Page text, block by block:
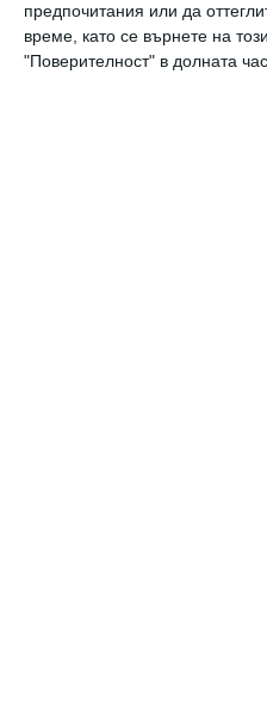
предпочитания или да
време, като се върнете на
"Поверителност" в долната